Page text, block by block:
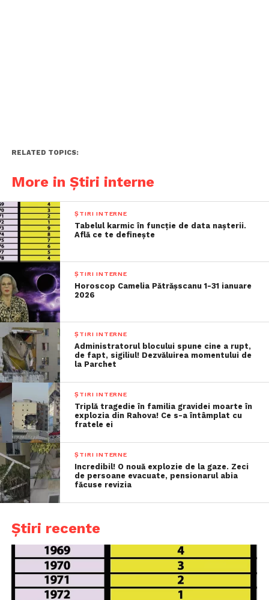
RELATED TOPICS:
More in Știri interne
ȘTIRI INTERNE
Tabelul karmic în funcție de data nașterii.
Află ce te definește
ȘTIRI INTERNE
Horoscop Camelia Pătrășscanu 1-31 ianuare
2026
ȘTIRI INTERNE
Administratorul blocului spune cine a rupt,
de fapt, sigiliul! Dezvăluirea momentului de
la Parchet
ȘTIRI INTERNE
Triplă tragedie în familia gravidei moarte în
explozia din Rahova! Ce s-a întâmplat cu
fratele ei
ȘTIRI INTERNE
Incredibil! O nouă explozie de la gaze. Zeci
de persoane evacuate, pensionarul abia
făcuse revizia
Știri recente